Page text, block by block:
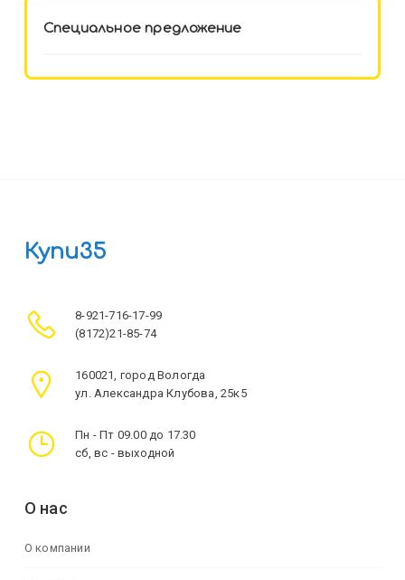
Специальное предложение
Купи35
8-921-716-17-99
(8172)21-85-74
160021, город Вологда
ул. Александра Клубова, 25к5
Пн - Пт 09.00 до 17.30
сб, вс - выходной
О нас
О компании